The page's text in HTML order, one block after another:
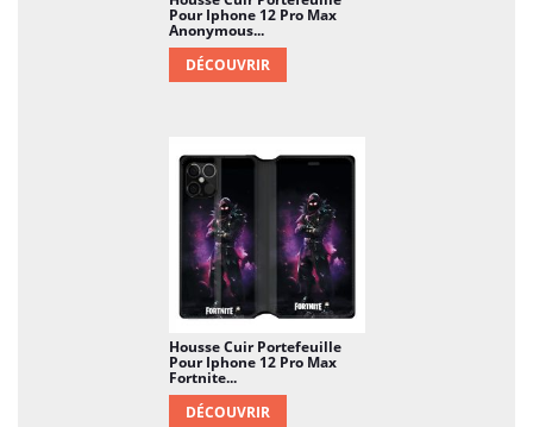
Pour Iphone 12 Pro Max
Anonymous...
DÉCOUVRIR
Housse Cuir Portefeuille
Pour Iphone 12 Pro Max
Fortnite...
DÉCOUVRIR